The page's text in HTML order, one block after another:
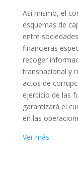
Así mismo, el
esquemas de
entre
financieras
recoger
transnacional y
actos de
ejercicio de las
garantizará el
en las
Ver más…